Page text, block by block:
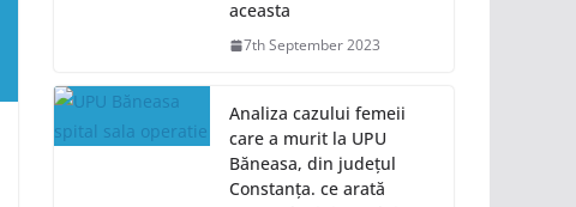
aceasta
7th September 2023
Analiza cazului femeii
care a murit la UPU
Băneasa, din județul
Constanța. ce arată